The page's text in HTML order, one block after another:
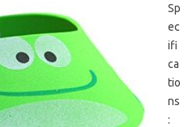
Sp
ec
ifi
ca
tio
ns
: